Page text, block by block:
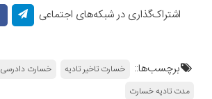
اشتراک‌گذاری در شبکه‌های اجتماعی
برچسب‌ها:: خسارت تاخیر تادیه خسارت دادرسی
مدت تادیه خسارت